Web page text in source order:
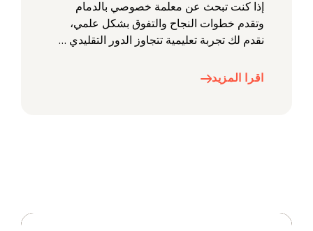
إذا كنت تبحث عن معلمة خصوصي بالدمام
وتقدم خطوات النجاح والتفوق بشكل علمي،
نقدم لك تجربة تعليمية تتجاوز الدور التقليدي …
اقرا المزيد